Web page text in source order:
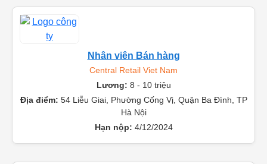
Nhân viên Bán hàng
Central Retail Viet Nam
Lương:8 - 10 triệu
54 Liễu Giai, Phường Cống Vị, Quận Ba Đình, TP
Hà Nội
Hạn nộp:4/12/2024